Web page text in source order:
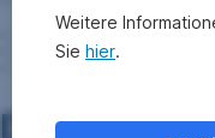
Dokumente
Weitere
Sie hier.